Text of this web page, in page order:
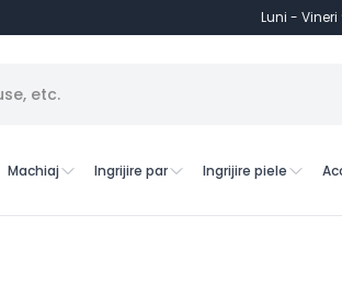
Luni - Vineri
Machiaj Ingrijire par Ingrijire piele